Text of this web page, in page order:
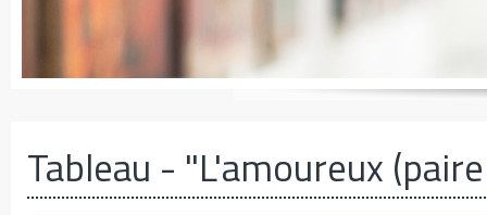
Tableau - "L'amoureux